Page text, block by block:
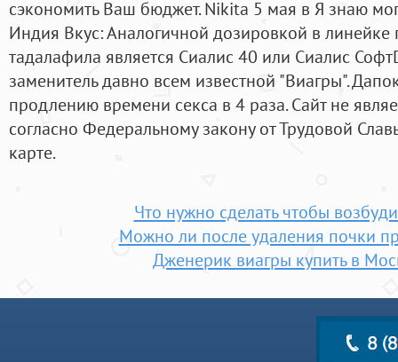
сэкономить Ваш бюджет. Nikita 5 мая в Я знаю
Индия Вкус: Аналогичной дозировкой в линейке
тадалафила является Сиалис 40 или Сиалис
заменитель давно всем известной "Виагры".
продлению времени секса в 4 раза. Сайт не
согласно Федеральному закону от Трудовой
карте.
Что нужно сделать чтобы
Можно ли после удаления почки
Дженерик виагры купить в